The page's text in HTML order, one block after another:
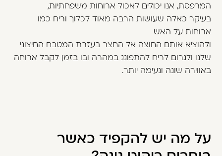
המרפסת, אנו יכולים לאכול ארוחות משפחתיות,
בעיקר כאלה שעושות הרבה מאוד לכלוך וריח כמו
ארוחות על האש
ולהוציא אותם החוצה אל החצר בעזרת המטבח החיצוני
שלנו ולגרום לריח להתפוגג במהרה ובו בזמן לקבל ארוחה
באווירה שונה ונעימה יותר.
על מה יש להקפיד כאשר